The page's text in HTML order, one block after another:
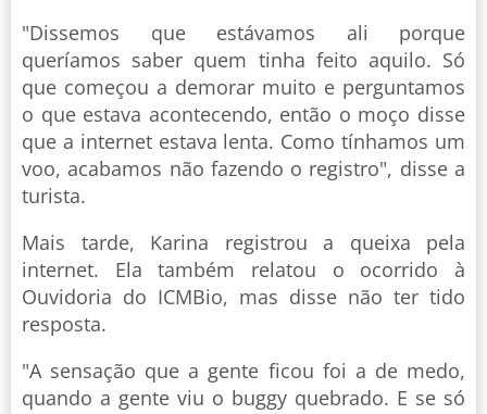
"Dissemos que estávamos ali porque
queríamos saber quem tinha feito aquilo. Só
que começou a demorar muito e perguntamos
o que estava acontecendo, então o moço disse
que a internet estava lenta. Como tínhamos um
voo, acabamos não fazendo o registro", disse a
turista.
Mais tarde, Karina registrou a queixa pela
internet. Ela também relatou o ocorrido à
Ouvidoria do ICMBio, mas disse não ter tido
resposta.
"A sensação que a gente ficou foi a de medo,
quando a gente viu o buggy quebrado. E se só